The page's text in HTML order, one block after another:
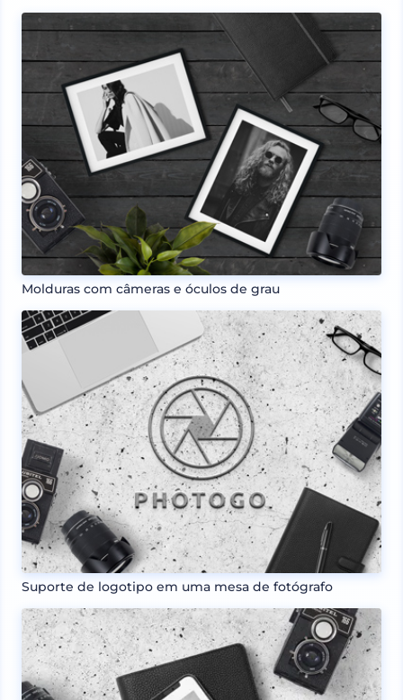
Molduras com câmeras e óculos de grau
Suporte de logotipo em uma mesa de fotógrafo